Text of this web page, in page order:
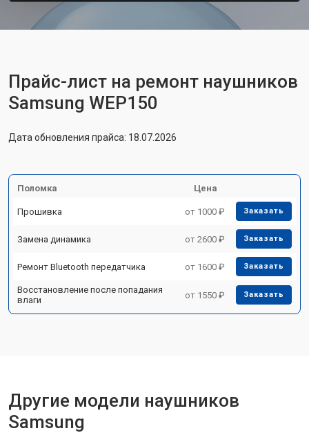
Прайс-лист на ремонт наушников
Samsung WEP150
Дата обновления прайса: 18.07.2026
Поломка Цена
Прошивка от 1000 ₽ Заказать
Замена динамика от 2600 ₽ Заказать
Ремонт Bluetooth передатчика от 1600 ₽ Заказать
Восстановление после попадания
влаги
от 1550 ₽ Заказать
Другие модели наушников
Samsung